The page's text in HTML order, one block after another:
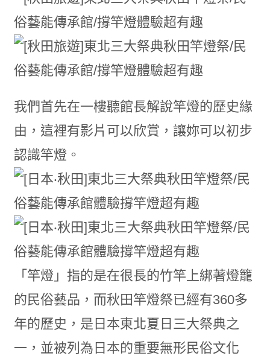
我們首先在一樓聽館長解說竿燈的歷史緣
由，這裡有影片可以欣賞，讓妳可以初步
認識竿燈。
「竿燈」指的是在很長的竹竿上綁著燈籠
的民俗藝品，而秋田竿燈祭已經有360多
年的歷史，是日本東北夏日三大祭典之
一，並被列為日本的重要無形民俗文化